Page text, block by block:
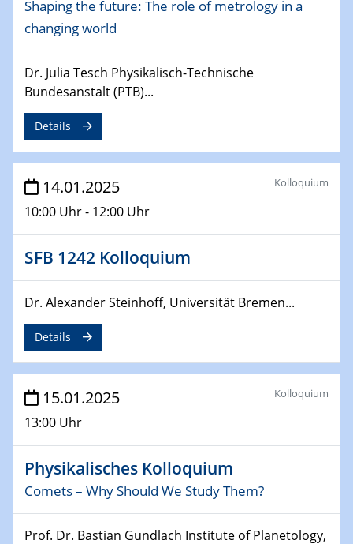
06.02.2025
Sfb-trr247-all Seminar
10.02.2025 - 11.02.2025
Sfb-trr247-all Workshop
UnOCat
11.02.2025
SFB/TRR 270 Kolloquium
11.02.2025
Social Hour
11.02.2025
Natural Water to H2
12.02.2025 - 14.02.2025
Sfb-trr247-all Annual Meeting
24.02.2025
CENIDE-BGU Seminar
WIN & CENIDE Seminar Series on 2D-
MATURE
27.02.2025
Shaping the future: The role of metrology in a
changing world
Dr. Julia Tesch Physikalisch-Technische
Bundesanstalt (PTB)...
Details
14.01.2025
10:00 Uhr - 12:00 Uhr
Kolloquium
SFB 1242 Kolloquium
Dr. Alexander Steinhoff, Universität Bremen...
Details
15.01.2025
13:00 Uhr
Kolloquium
Physikalisches Kolloquium
Comets – Why Should We Study Them?
Prof. Dr. Bastian Gundlach Institute of Planetology,